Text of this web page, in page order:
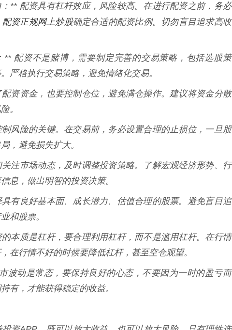
** 配资具有杠杆效应，风险较高。在进行配资之前，务必
配资正规网上炒股确定合适的配资比例。切勿盲目追求高收
** 配资不是赌博，需要制定完善的交易策略，包括选股策
严格执行交易策略，避免情绪化交易。
资资金，也要控制仓位，避免满仓操作。建议将资金分散
。
风险的关键。在交易前，务必设置合理的止损位，一旦股
，避免损失扩大。
注市场动态，及时调整投资策略。了解宏观经济形势、行
息，做出明智的投资决策。
有良好基本面、成长潜力、估值合理的股票。避免盲目追
和股票。
本质是杠杆，要合理利用杠杆，而不是滥用杠杆。在行情
在行情不好的时候要降低杠杆，甚至空仓观望。
波动是常态，要保持良好的心态，不要因为一时的盈亏而
有，才能获得稳定的收益。